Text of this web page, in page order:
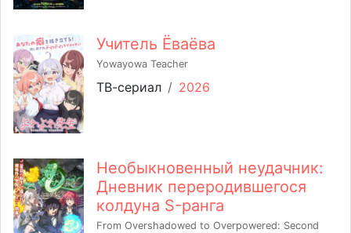
Учитель Ёваёва
Yowayowa Teacher
ТВ-сериал / 2026
Необыкновенный неудачник:
Дневник переродившегося
колдуна S-ранга
From Overshadowed to Overpowered: Second